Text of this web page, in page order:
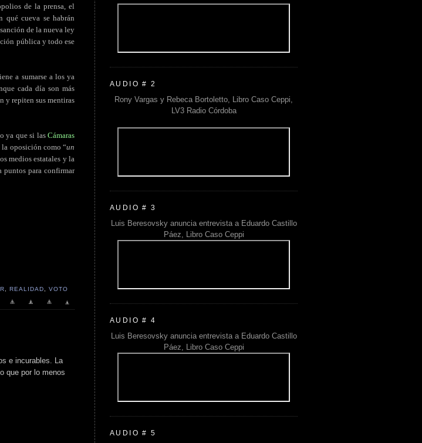
de la prensa, el
cueva se habrán
de la nueva ley
pública y todo ese
a sumarse a los ya
cada día son más
y repiten sus mentiras
ya que si las Cámaras
oposición como “un
medios estatales y la
puntos para confirmar
REALIDAD ,VOTO
e incurables. La
que por lo menos
AUDIO # 2
Rony Vargas y Rebeca Bortoletto, Libro Caso Ceppi,
LV3 Radio Córdoba
AUDIO # 3
Luis Beresovsky anuncia entrevista a Eduardo Castillo
Páez, Libro Caso Ceppi
AUDIO # 4
Luis Beresovsky anuncia entrevista a Eduardo Castillo
Páez, Libro Caso Ceppi
AUDIO # 5